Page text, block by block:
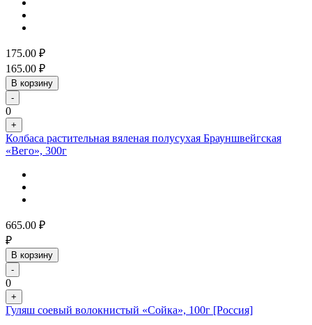
175.00 ₽
165.00 ₽
В корзину
-
0
+
Колбаса растительная вяленая полусухая Брауншвейгская
«Вего», 300г
665.00 ₽
₽
В корзину
-
0
+
Гуляш соевый волокнистый «Сойка», 100г [Россия]